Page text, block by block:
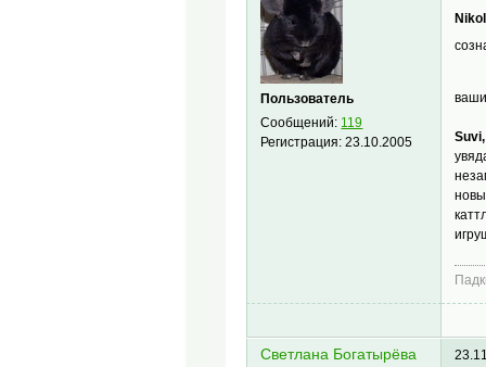
Пользователь
Сообщений: 119
Регистрация:23.10.2005 Suvi,
Светлана Богатырёва